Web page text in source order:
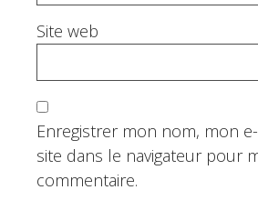
Site web
Enregistrer mon nom, mon
site dans le navigateur pour
commentaire.